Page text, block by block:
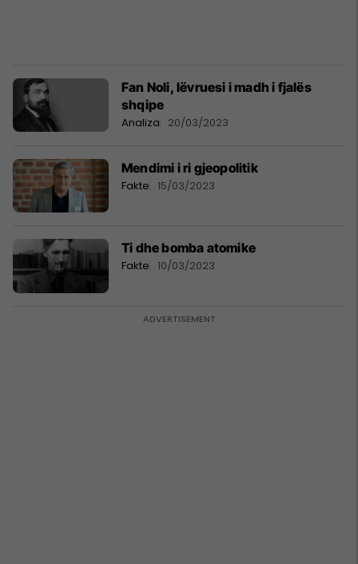
Fan Noli, lëvruesi i madh i fjalës
shqipe
Analiza 20/03/2023
Mendimi i ri gjeopolitik
Fakte 15/03/2023
Ti dhe bomba atomike
Fakte 10/03/2023